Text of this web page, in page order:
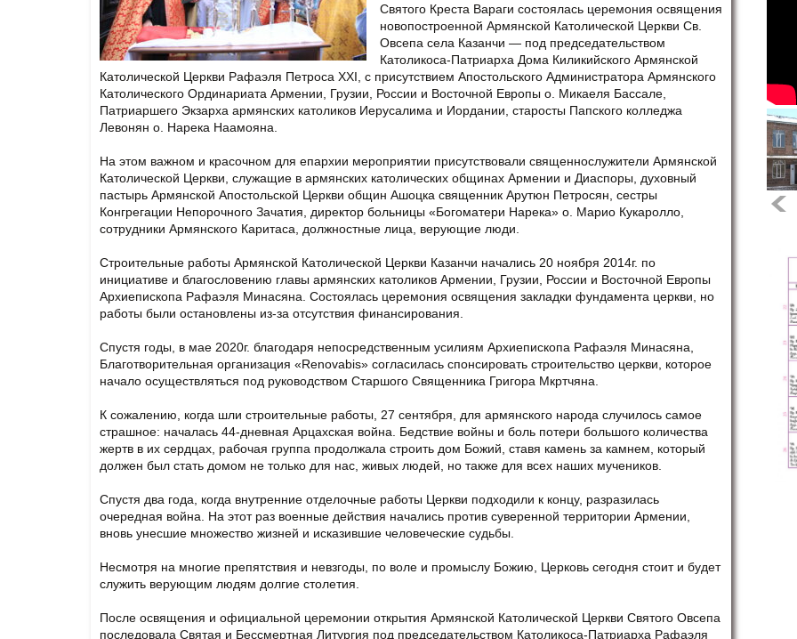
Святого Креста Вараги состоялась церемония освящения
новопостроенной Армянской Католической Церкви Св.
Овсепа села Казанчи — под председательством
Католикоса-Патриарха Дома Киликийского Армянской
Католической Церкви Рафаэля Петроса XXI, с присутствием Апостольского Администратора Армянского
Католического Ординариата Армении, Грузии, России и Восточной Европы о. Микаеля Бассале,
Патриаршего Экзарха армянских католиков Иерусалима и Иордании, старосты Папского колледжа
Левонян о. Нарека Наамояна.
На этом важном и красочном для епархии мероприятии присутствовали священнослужители Армянской
Католической Церкви, служащие в армянских католических общинах Армении и Диаспоры, духовный
пастырь Армянской Апостольской Церкви общин Ашоцка священник Арутюн Петросян, сестры
Конгрегации Непорочного Зачатия, директор больницы «Богоматери Нарека» о. Марио Кукаролло,
сотрудники Армянского Каритаса, должностные лица, верующие люди.
Строительные работы Армянской Католической Церкви Казанчи начались 20 ноября 2014г. по
инициативе и благословению главы армянских католиков Армении, Грузии, России и Восточной Европы
Архиепископа Рафаэля Минасяна. Состоялась церемония освящения закладки фундамента церкви, но
работы были остановлены из-за отсутствия финансирования.
Спустя годы, в мае 2020г. благодаря непосредственным усилиям Архиепископа Рафаэля Минасяна,
Благотворительная организация «Renovabis» согласилась спонсировать строительство церкви, которое
начало осуществляться под руководством Старшого Священника Григора Мкртчяна.
К сожалению, когда шли строительные работы, 27 сентября, для армянского народа случилось самое
страшное: началась 44-дневная Арцахская война. Бедствие войны и боль потери большого количества
жертв в их сердцах, рабочая группа продолжала строить дом Божий, ставя камень за камнем, который
должен был стать домом не только для нас, живых людей, но также для всех наших мучеников.
Спустя два года, когда внутренние отделочные работы Церкви подходили к концу, разразилась
очередная война. На этот раз военные действия начались против суверенной территории Армении,
вновь унесшие множество жизней и исказившие человеческие судьбы.
Несмотря на многие препятствия и невзгоды, по воле и промыслу Божию, Церковь сегодня стоит и будет
служить верующим людям долгие столетия.
После освящения и официальной церемонии открытия Армянской Католической Церкви Святого Овсепа
последовала Святая и Бессмертная Литургия под председательством Католикоса-Патриарха Рафаэля